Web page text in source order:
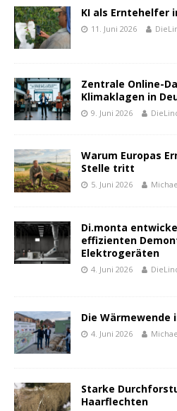
KI als Erntehelfer
11. Juni 2026
Zentrale Online-
Klimaklagen in
9. Juni 2026
Warum Europas
Stelle tritt
5. Juni 2026
Di.monta
effizienten
Elektrogeräten
4. Juni 2026
Die Wärmewende
4. Juni 2026
Starke
Haarflechten